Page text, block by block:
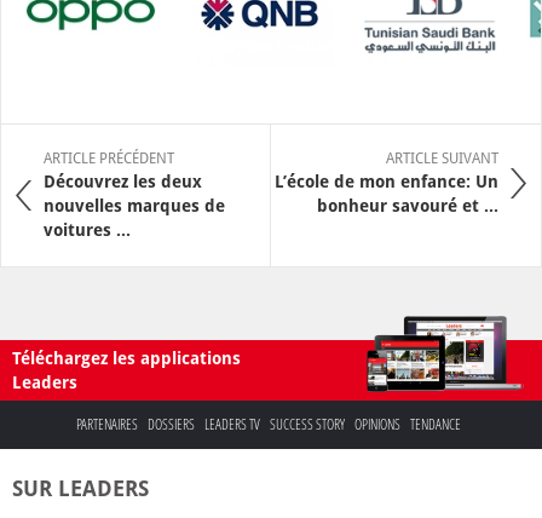
ARTICLE PRÉCÉDENT
Découvrez les deux
nouvelles marques de
voitures ...
ARTICLE SUIVANT
L’école de mon enfance: Un
bonheur savouré et ...
Téléchargez les applications
Leaders
PARTENAIRES DOSSIERS LEADERS TV SUCCESS STORY OPINIONS TENDANCE
SUR LEADERS